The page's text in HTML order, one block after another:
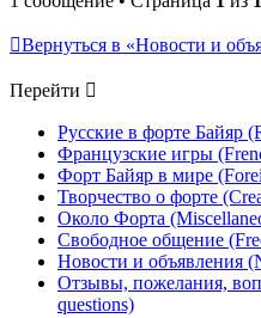
Вернуться в «Новости и
Перейти
Русские в форте Байяр
Французские игры
Форт Байяр в мире
Творчество о форте
Около Форта
Свободное общение
Новости и объявления
Отзывы, пожелания,
questions)